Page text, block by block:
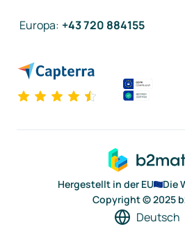
Europa: +43 720 884155
Hergestellt in der EU
Die
Copyright © 2025
Deutsch